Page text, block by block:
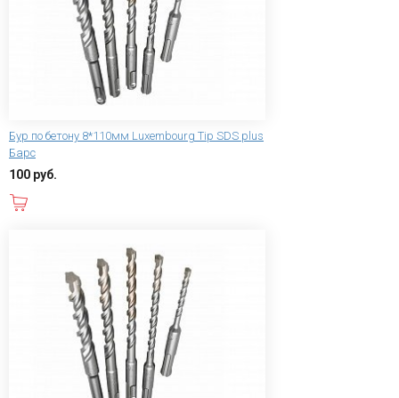
Бур по бетону 8*110мм Luxembourg Tip SDS plus
Барс
100 руб.